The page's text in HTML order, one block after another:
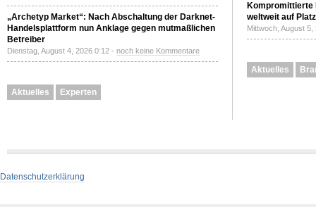
„Archetyp Market“: Nach Abschaltung der Darknet-
Handelsplattform nun Anklage gegen mutmaßlichen
Betreiber
Dienstag, August 4, 2026 0:12 - noch keine Kommentare
Aktuelles Experten
Kompromittierte
weltweit auf
Mittwoch, August
Aktuelles
Datenschutzerklärung